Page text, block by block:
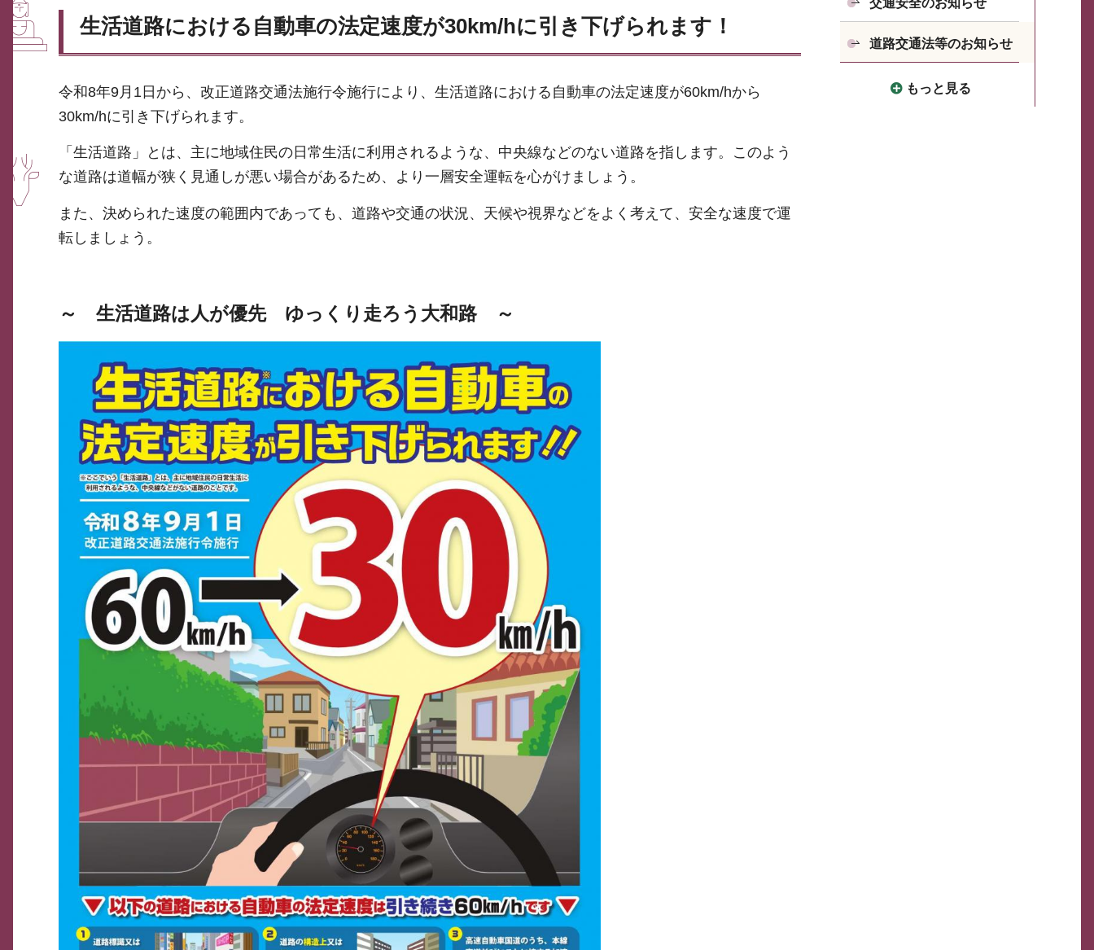
生活道路における自動車の法定速度が30km/hに引き下げられます！
令和8年9月1日から、改正道路交通法施行令施行により、生活道路における自動車の法定速度が60km/hから
30km/hに引き下げられます。
「生活道路」とは、主に地域住民の日常生活に利用されるような、中央線などのない道路を指します。このよう
な道路は道幅が狭く見通しが悪い場合があるため、より一層安全運転を心がけましょう。
また、決められた速度の範囲内であっても、道路や交通の状況、天候や視界などをよく考えて、安全な速度で運
転しましょう。
～ 生活道路は人が優先 ゆっくり走ろう大和路 ～
交通安全のお知らせ
道路交通法等のお知らせ
もっと見る